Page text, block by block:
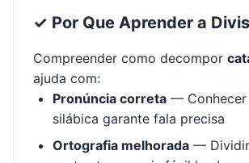
✓ Por Que Aprender a
Compreender como decompor
ajuda com:
Pronúncia correta — Conhecer
silábica garante fala precisa
Ortografia melhorada — Dividir